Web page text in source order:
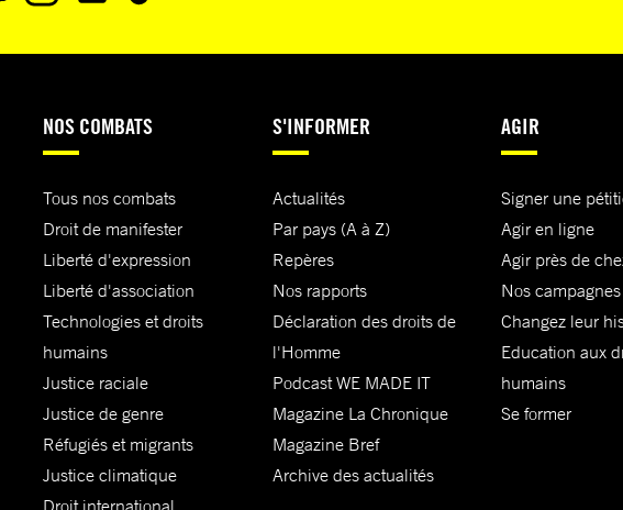
NOS COMBATS
Tous nos combats
Droit de manifester
Liberté d'expression
Liberté d'association
Technologies et droits
humains
Justice raciale
Justice de genre
Réfugiés et migrants
Justice climatique
Droit international
S'INFORMER
Actualités
Par pays (A à Z)
Repères
Nos rapports
Déclaration des droits de
l'Homme
Podcast WE MADE IT
Magazine La Chronique
Magazine Bref
Archive des actualités
AGIR
Signer une
Agir en ligne
Agir près de
Nos campagnes
Changez leur
Education aux
humains
Se former